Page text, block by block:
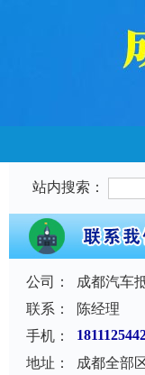
站内搜索：
公司：
成都汽车
联系：
陈经理
手机：
地址：
成都全部